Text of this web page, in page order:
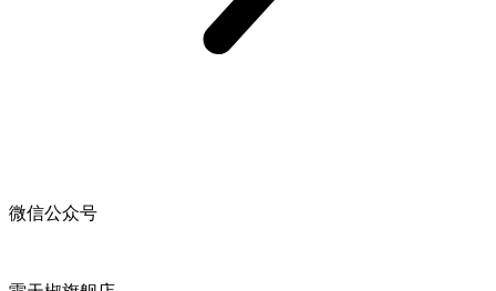
微信公众号